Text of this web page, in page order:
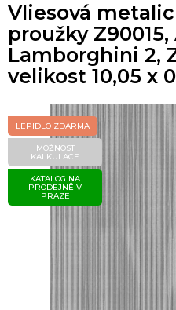
Vliesová
proužky
Lamborghini 2,
velikost 10,05 x
LEPIDLO ZDARMA
MOŽNOST
KALKULACE
KATALOG NA
PRODEJNĚ V
PRAZE